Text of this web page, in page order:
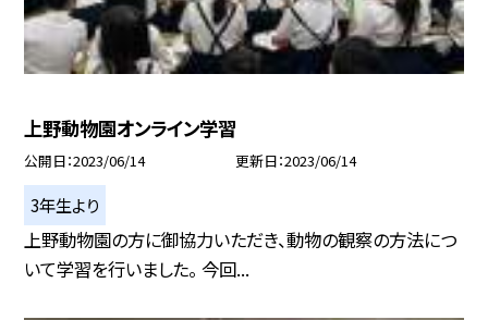
上野動物園オンライン学習
公開日 2023/06/14 更新日 2023/06/14
3年生より
上野動物園の方に御協力いただき、動物の観察の方法につ
いて学習を行いました。 今回...